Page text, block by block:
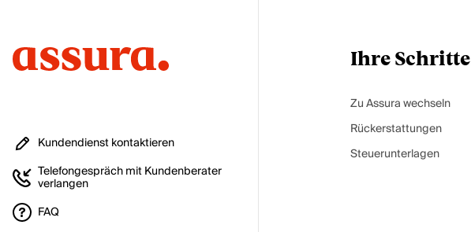
Kundendienst kontaktieren
Telefongespräch mit Kundenberater
verlangen
FAQ
Ihre Schritte
Zu Assura wechseln
Rückerstattungen
Steuerunterlagen